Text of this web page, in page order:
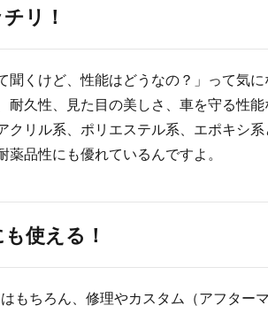
リ！
聞くけど、性能はどうなの？」って気
耐久性、見た目の美しさ、車を守る性
クリル系、ポリエステル系、エポキシ
薬品性にも優れているんですよ。
使える！
もちろん、修理やカスタム（アフター